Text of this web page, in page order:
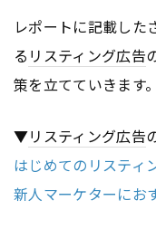
レポートに記載した
る リスティング広告
策を立てていきます。
▼リスティング広告
はじめてのリスティ
新人マーケターにお